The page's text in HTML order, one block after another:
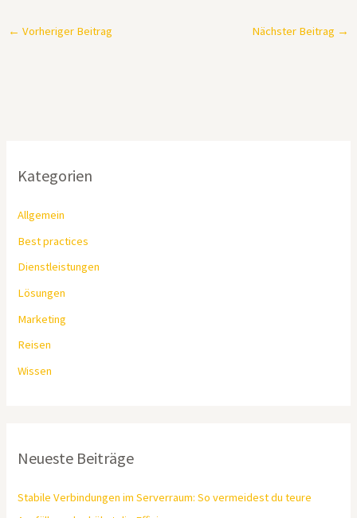
← Vorheriger Beitrag Nächster Beitrag →
Kategorien
Allgemein
Best practices
Dienstleistungen
Lösungen
Marketing
Reisen
Wissen
Neueste Beiträge
Stabile Verbindungen im Serverraum: So vermeidest du teure